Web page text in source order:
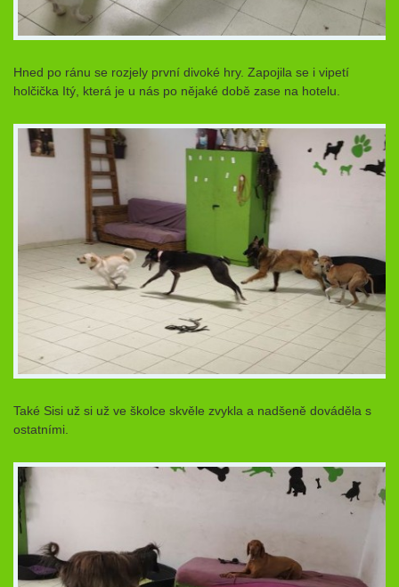
Hned po ránu se rozjely první divoké hry. Zapojila se i vipetí
holčička Itý, která je u nás po nějaké době zase na hotelu.
Také Sisi už si už ve školce skvěle zvykla a nadšeně dováděla s
ostatními.